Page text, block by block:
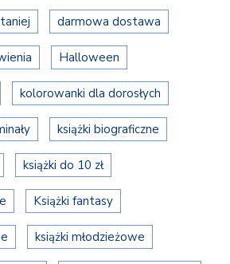
darmowa dostawa
Halloween
kolorowanki dla dorosłych
książki biograficzne
książki do 10 zł
Książki fantasy
książki młodzieżowe